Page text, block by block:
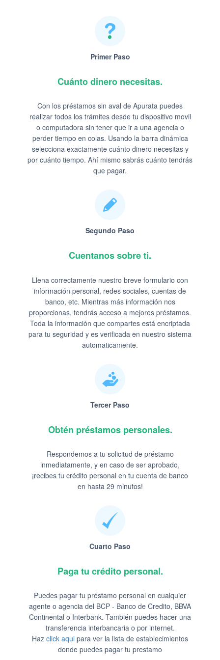
Primer Paso
Cuánto dinero necesitas.
Con los préstamos sin aval de Apurata puedes
realizar todos los trámites desde tu dispositivo movil
o computadora sin tener que ir a una agencia o
perder tiempo en colas. Usando la barra dinámica
selecciona exactamente cuánto dinero necesitas y
por cuánto tiempo. Ahí mismo sabrás cuánto tendrás
que pagar.
Segundo Paso
Cuentanos sobre ti.
Llena correctamente nuestro breve formulario con
información personal, redes sociales, cuentas de
banco, etc. Mientras más información nos
proporcionas, tendrás acceso a mejores préstamos.
Toda la información que compartes está encriptada
para tu seguridad y es verificada en nuestro sistema
automaticamente.
Tercer Paso
Obtén préstamos personales.
Respondemos a tu solicitud de préstamo
inmediatamente, y en caso de ser aprobado,
¡recibes tu crédito personal en tu cuenta de banco
en hasta 29 minutos!
Cuarto Paso
Paga tu crédito personal.
Puedes pagar tu préstamo personal en cualquier
agente o agencia del BCP - Banco de Credito, BBVA
Continental o Interbank. También puedes hacer una
transferencia interbancaria o por internet.
Haz click aqui para ver la lista de establecimientos
donde puedes pagar tu prestamo